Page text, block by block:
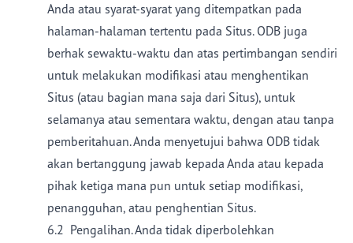
Anda atau syarat-syarat yang ditempatkan pada
halaman-halaman tertentu pada Situs. ODB juga
berhak sewaktu-waktu dan atas pertimbangan sendiri
untuk melakukan modifikasi atau menghentikan
Situs (atau bagian mana saja dari Situs), untuk
selamanya atau sementara waktu, dengan atau tanpa
pemberitahuan. Anda menyetujui bahwa ODB tidak
akan bertanggung jawab kepada Anda atau kepada
pihak ketiga mana pun untuk setiap modifikasi,
penangguhan, atau penghentian Situs.
6.2 Pengalihan. Anda tidak diperbolehkan